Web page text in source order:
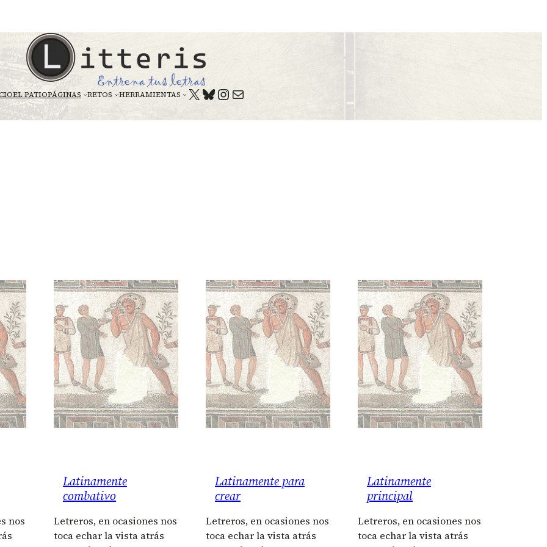
EL PATIOPÁGINAS RETOS HERRAMIENTAS X BLUESKY
HTTPS://WWW.INSTAGRAM.COM/LITTERISWEB/
CORREO ELECTRÓNICO
nos
Latinamente
combativo
Letreros, en ocasiones nos
toca echar la vista atrás
Latinamente para
crear
Letreros, en ocasiones nos
toca echar la vista atrás
Latinamente
principal
Letreros, en ocasiones nos
toca echar la vista atrás